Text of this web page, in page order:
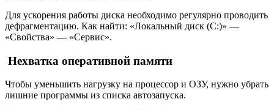
Для ускорения работы диска необходимо регулярно проводить
дефрагментацию. Как найти: «Локальный диск (С:)» —
«Свойства» — «Сервис».
Нехватка оперативной памяти
Чтобы уменьшить нагрузку на процессор и ОЗУ, нужно убрать
лишние программы из списка автозапуска.